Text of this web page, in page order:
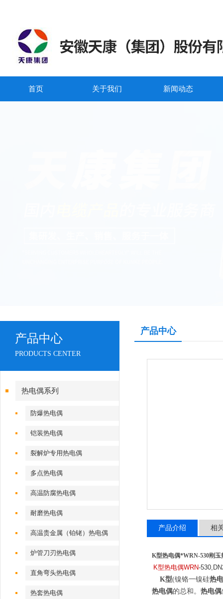
首页 关于我们 新闻动态
产品中心
PRODUCTS CENTER
热电偶系列
防爆热电偶
铠装热电偶
裂解炉专用热电偶
多点热电偶
高温防腐热电偶
耐磨热电偶
高温贵金属（铂铑）热电偶
炉管刀刃热电偶
直角弯头热电偶
热套热电偶
产品中心
产品介绍 相
K型热电偶*WRN-530刚玉
K型热电偶WRN-
K型(镍铬一镍硅热
热电偶的总和。 热电偶